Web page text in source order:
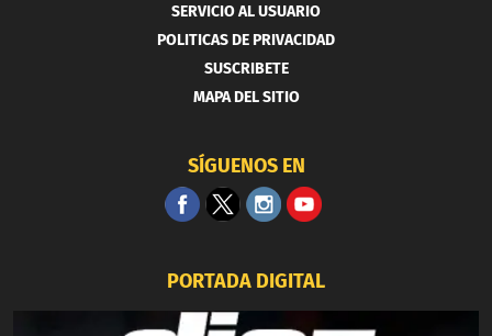
SERVICIO AL USUARIO
POLITICAS DE PRIVACIDAD
SUSCRIBETE
MAPA DEL SITIO
SÍGUENOS EN
PORTADA DIGITAL